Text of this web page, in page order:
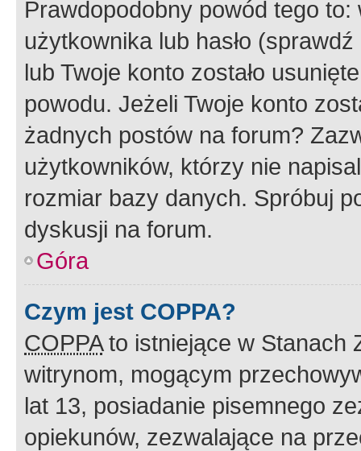
Prawdopodobny powód tego to:
użytkownika lub hasło
lub Twoje konto zostało
powodu. Jeżeli Twoje konto
żadnych postów na forum?
użytkowników, którzy nie
rozmiar bazy danych. Spróbuj
dyskusji na forum.
Góra
Czym jest COPPA?
COPPAto istniejące w Stanach
witrynom, mogącym
lat 13, posiadanie pisemnego
opiekunów, zezwalające na